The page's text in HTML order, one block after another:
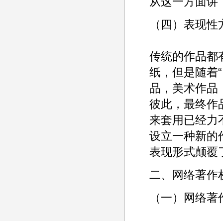
（四）表现性
传统的作品都
纸，但是随着
品，美术作品
彼此，最终作
来套用已经力
设立一种新的
表现形式颠覆
二、网络著作
（一）网络